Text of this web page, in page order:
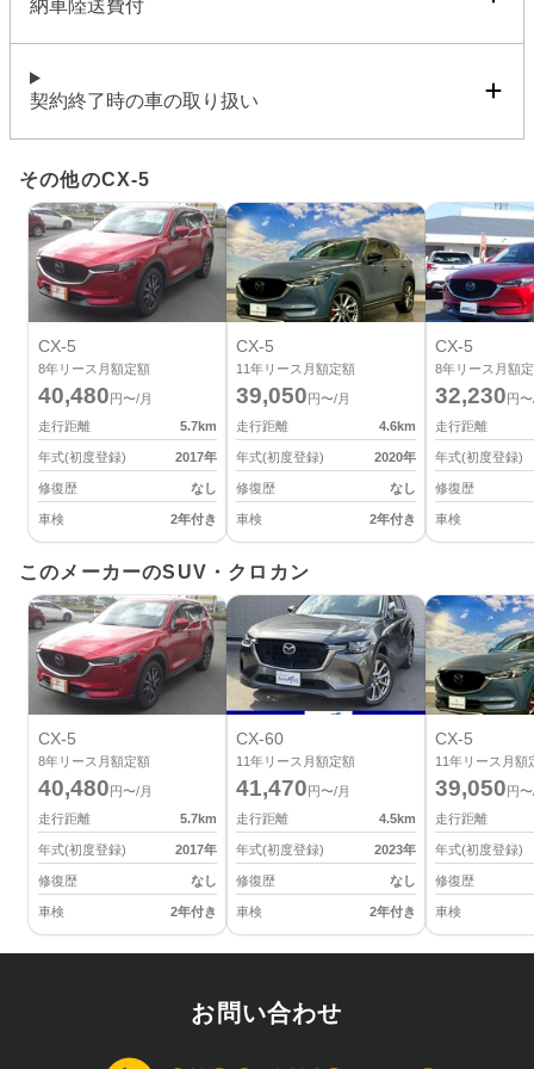
納車陸送費付
契約終了時の車の取り扱い
その他のCX-5
CX-5
8年リース月額定額
40,480円〜/月
走行距離
5.7km
年式(初度登録) 2017年
修復歴 なし
車検 2年付き
CX-5
11年リース月額定額
39,050円〜/月
走行距離
4.6km
年式(初度登録) 2020年
修復歴 なし
車検 2年付き
CX-5
8年リース月額
32,230円
走行距離
年式(初度登録)
修復歴
車検
このメーカーのSUV・クロカン
CX-5
8年リース月額定額
40,480円〜/月
走行距離
5.7km
年式(初度登録) 2017年
修復歴 なし
車検 2年付き
CX-60
11年リース月額定額
41,470円〜/月
走行距離
4.5km
年式(初度登録) 2023年
修復歴 なし
車検 2年付き
CX-5
11年リース月額
39,050円
走行距離
年式(初度登録)
修復歴
車検
お問い合わせ